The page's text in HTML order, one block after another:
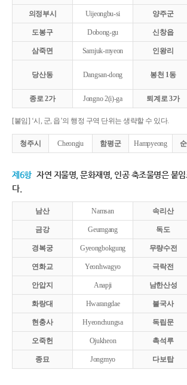
의정부시 Uijeongbu-si 양주군
도봉구 Dobong-gu 신창읍
삼죽면 Samjuk-myeon 인왕리
당산동 Dangsan-dong 봉천 1동
종로 2가 Jongno 2(i)-ga 퇴계로 3가
[붙임] ‘시, 군, 읍’의 행정 구역 단위는 생략할 수 있다.
청주시 Cheongju 함평군 Hampyeong
제6항 자연 지물명, 문화재명, 인공 축조물명은 붙
다.
남산 Namsan 속리산
금강 Geumgang 독도
경복궁 Gyeongbokgung 무량수전
연화교 Yeonhwagyo 극락전
안압지 Anapji 남한산성
화랑대 Hwarangdae 불국사
현충사 Hyeonchungsa 독립문
오죽헌 Ojukheon 촉석루
종묘 Jongmyo 다보탑